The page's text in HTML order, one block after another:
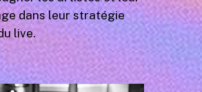
dans leur stratégie
live.